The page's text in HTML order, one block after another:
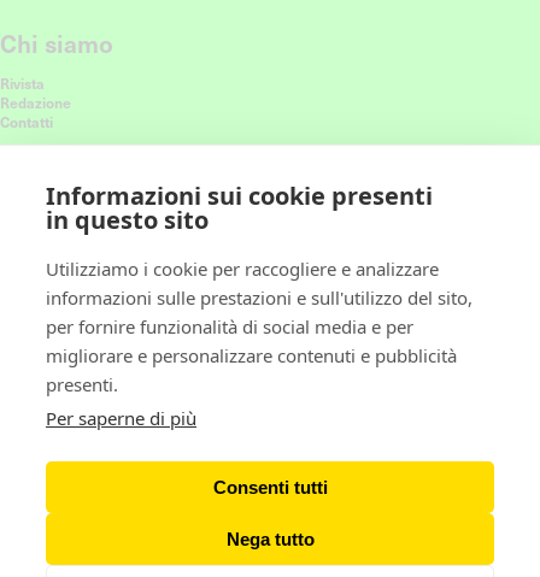
Chi siamo
Rivista
Redazione
Contatti
Connettiti con noi
Ricevi le nostre ultime storie nel feed
Policy
Privacy policy
Cookie policy
Gestione preferenze cookie
Newsletter
Iscriviti alla Newsletter
© Copyright ARTnews Italia 2026 / Pubblicato da ARTnews Italia, sotto licenza
Informazioni sui cookie presenti
in questo sito
Utilizziamo i cookie per raccogliere e analizzare
informazioni sulle prestazioni e sull'utilizzo del sito,
per fornire funzionalità di social media e per
migliorare e personalizzare contenuti e pubblicità
presenti.
Per saperne di più
Consenti tutti
Nega tutto